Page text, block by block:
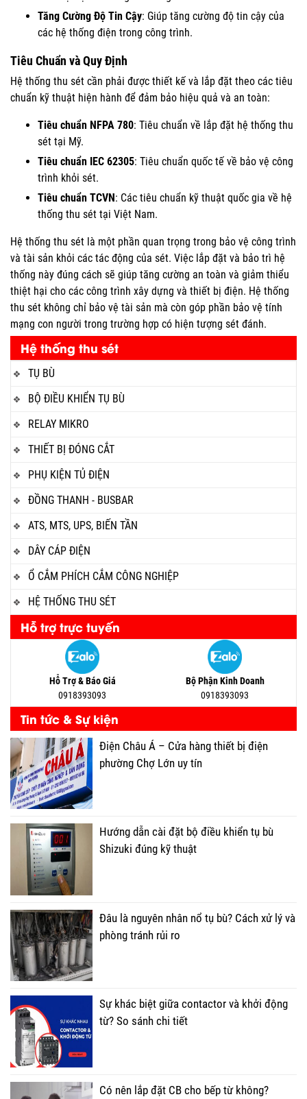
Hệ thống thu sét
TỤ BÙ
BỘ ĐIỀU KHIỂN TỤ BÙ
RELAY MIKRO
THIẾT BỊ ĐÓNG CẮT
PHỤ KIỆN TỦ ĐIỆN
ĐỒNG THANH - BUSBAR
ATS, MTS, UPS, BIẾN TẦN
DÂY CÁP ĐIỆN
Ổ CẮM PHÍCH CẮM CÔNG NGHIỆP
HỆ THỐNG THU SÉT
Hỗ trợ trực tuyến
Hỗ Trợ & Báo Giá
0918393093
Bộ Phận Kinh Doanh
0918393093
Tin tức & Sự kiện
Điện Châu Á – Cửa hàng thiết bị điện
phường Chợ Lớn uy tín
Hướng dẫn cài đặt bộ điều khiển tụ bù
Shizuki đúng kỹ thuật
Đâu là nguyên nhân nổ tụ bù? Cách xử lý và
phòng tránh rủi ro
Sự khác biệt giữa contactor và khởi động
từ? So sánh chi tiết
Có nên lắp đặt CB cho bếp từ không?
Tăng Cường Độ Tin Cậy: Giúp tăng cường độ tin cậy của
các hệ thống điện trong công trình.
Tiêu Chuẩn và Quy Định
Hệ thống thu sét cần phải được thiết kế và lắp đặt theo các tiêu
chuẩn kỹ thuật hiện hành để đảm bảo hiệu quả và an toàn:
Tiêu chuẩn NFPA 780: Tiêu chuẩn về lắp đặt hệ thống thu
sét tại Mỹ.
Tiêu chuẩn IEC 62305: Tiêu chuẩn quốc tế về bảo vệ công
trình khỏi sét.
Tiêu chuẩn TCVN: Các tiêu chuẩn kỹ thuật quốc gia về hệ
thống thu sét tại Việt Nam.
Hệ thống thu sét là một phần quan trọng trong bảo vệ công trình
và tài sản khỏi các tác động của sét. Việc lắp đặt và bảo trì hệ
thống này đúng cách sẽ giúp tăng cường an toàn và giảm thiểu
thiệt hại cho các công trình xây dựng và thiết bị điện. Hệ thống
thu sét không chỉ bảo vệ tài sản mà còn góp phần bảo vệ tính
mạng con người trong trường hợp có hiện tượng sét đánh.